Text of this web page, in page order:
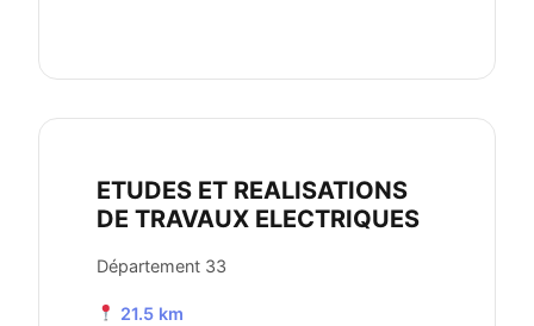
ETUDES ET REALISATIONS
DE TRAVAUX ELECTRIQUES
Département 33
21.5 km